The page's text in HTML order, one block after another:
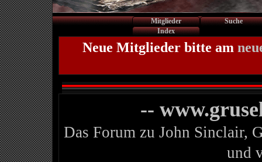
Mitglieder
Suche
Index
Neue Mitglieder bitte am
--
Das Forum zu John Sinclair,
und